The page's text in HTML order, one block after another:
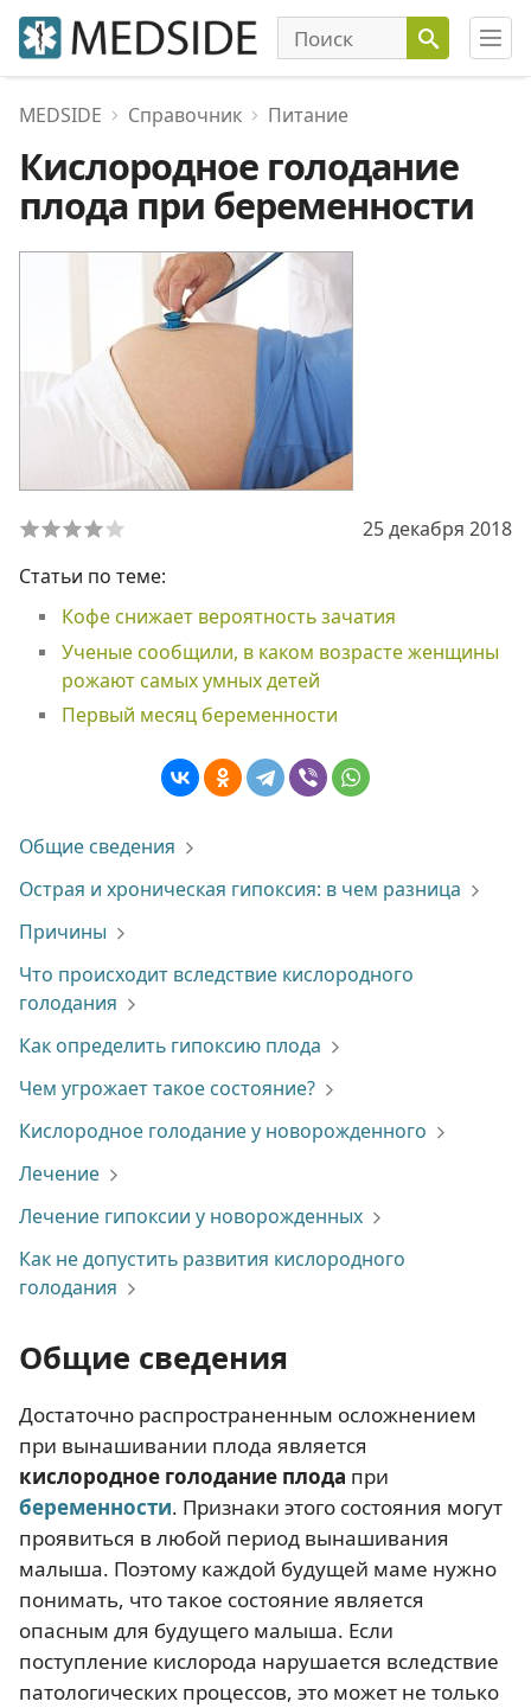
MEDSIDE Справочник Питание
Кислородное голодание
плода при беременности
25 декабря 2018
Статьи по теме:
Кофе снижает вероятность зачатия
Ученые сообщили, в каком возрасте женщины
рожают самых умных детей
Первый месяц беременности
Общие сведения
Острая и хроническая гипоксия: в чем разница
Причины
Что происходит вследствие кислородного
голодания
Как определить гипоксию плода
Чем угрожает такое состояние?
Кислородное голодание у новорожденного
Лечение
Лечение гипоксии у новорожденных
Как не допустить развития кислородного
голодания
Общие сведения
Достаточно распространенным осложнением
при вынашивании плода является
кислородное голодание плода при
беременности. Признаки этого состояния могут
проявиться в любой период вынашивания
малыша. Поэтому каждой будущей маме нужно
понимать, что такое состояние является
опасным для будущего малыша. Если
поступление кислорода нарушается вследствие
патологических процессов, это может не только